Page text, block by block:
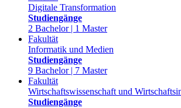
Digitale Transformation
Studiengänge
2 Bachelor | 1 Master
Fakultät
Informatik und Medien
Studiengänge
9 Bachelor | 7 Master
Fakultät
Wirtschaftswissenschaft und
Studiengänge